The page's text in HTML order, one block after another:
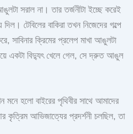
সরাল না। তার তর্জনীটা ইচ্ছে করেই
টেবিলের বাকিরা তখন নিজেদের গল্পে
সাবিনার ক্রিমের প্রলেপ মাখা আঙুলটা
একটা বিদ্যুৎ খেলে গেল, সে দ্রুত আঙুল
হলো বাইরের পৃথিবীর সাথে আমাদের
কৃত্রিম আভিজাত্যের প্রদর্শনী চলছিল, তা